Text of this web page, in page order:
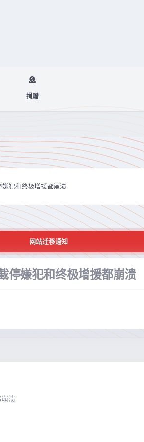
捐赠
嫌犯和终极增援都崩溃
网站迁移通知
停嫌犯和终极增援都崩溃
溃